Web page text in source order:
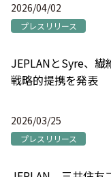
2026/04/02
プレスリリース
JEPLANとSyre、
戦略的提携を発表
2026/03/25
プレスリリース